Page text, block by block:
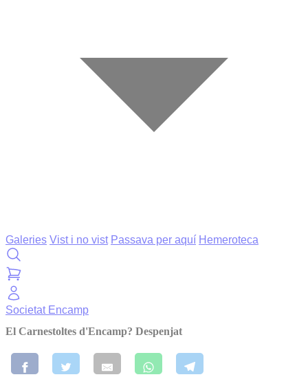
Galeries Vist i no vist Passava per aquí Hemeroteca
Societat Encamp
El Carnestoltes d'Encamp? Despenjat